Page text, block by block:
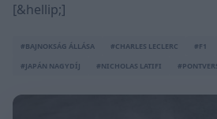
[&hellip;]
#BAJNOKSÁG ÁLLÁSA #CHARLES LECLERC #F1
#JAPÁN NAGYDÍJ
#NICHOLAS LATIFI